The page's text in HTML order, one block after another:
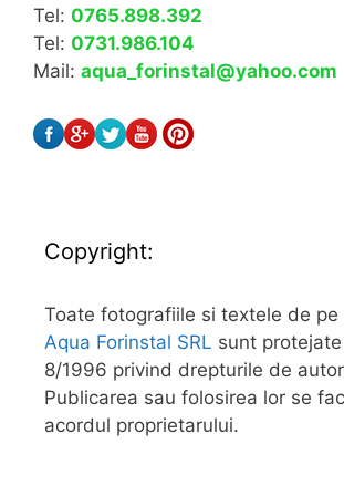
Tel: 0765.898.392
Tel: 0731.986.104
Mail: aqua_forinstal@yahoo.com
Copyright:
Toate fotografiile si textele de
Aqua Forinstal SRL sunt
8/1996 privind drepturile de
Publicarea sau folosirea lor se
acordul proprietarului.